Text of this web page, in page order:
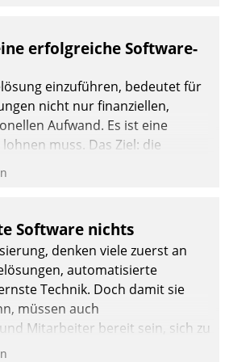
erfolgreiche Software-
einzuführen, bedeutet für
nicht nur finanziellen,
Aufwand. Es ist eine
muss. Das Ziel: die
der Geschäftsabläufe. Damit
sollten einige Grundregeln
Software nichts
denken viele zuerst an
automatisierte
Technik. Doch damit sie
müssen auch
Mitarbeiter bereit sein, sich zu
sonst werden sie an ihr